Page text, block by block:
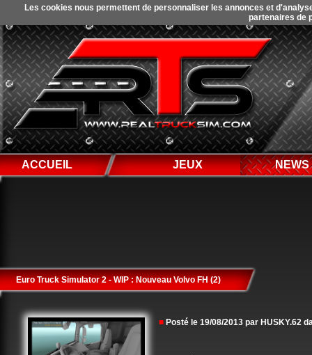
ACCUEIL JEUX NEWS
Euro Truck Simulator 2 - WIP : Nouveau Volvo FH (2)
■ Posté le 19/08/2013 par HUSKY.62
Les cookies nous permettent de personnaliser les annonces et
partenaires de